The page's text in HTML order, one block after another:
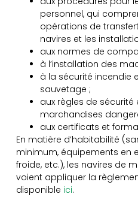
personnel, qui
opérations de
navires et les
aux normes de
à l’installation des
à la sécurité incendie
sauvetage ;
aux règles de sécurité
marchandises
aux certificats et
En matière d’habitabilité
minimum, équipements en
froide, etc.), les navires de
voient appliquer la
disponible ici.